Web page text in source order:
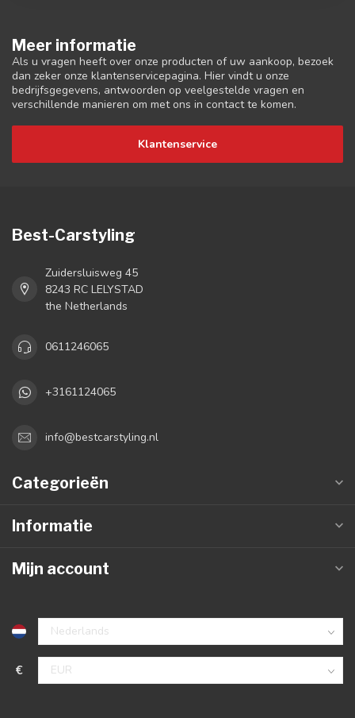
Meer informatie
Als u vragen heeft over onze producten of uw aankoop, bezoek
dan zeker onze klantenservicepagina. Hier vindt u onze
bedrijfsgegevens, antwoorden op veelgestelde vragen en
verschillende manieren om met ons in contact te komen.
Klantenservice
Best-Carstyling
Zuidersluisweg 45
8243 RC LELYSTAD
the Netherlands
0611246065
+3161124065
info@bestcarstyling.nl
Categorieën
Informatie
Mijn account
€